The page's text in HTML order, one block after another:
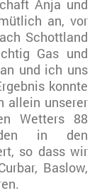
Anja und
an, vor
Schottland
Gas und
und ich uns
konnte
allein unserer
Wetters 88
in den
so dass wir
Baslow,